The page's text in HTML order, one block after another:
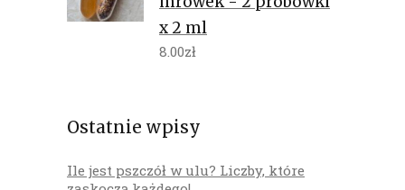
x 2 ml
8.00zł
Ostatnie wpisy
Ile jest pszczół w ulu? Liczby, które